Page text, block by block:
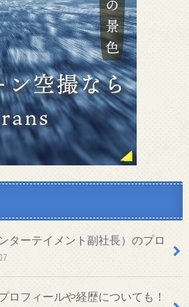
ターテイメント副社長）のプロ
ロフィールや経歴についても！